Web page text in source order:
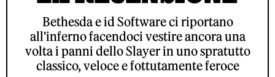
Bethesda e id Software ci riportano
all'inferno facendoci vestire ancora una
volta i panni dello Slayer in uno spratutto
classico, veloce e fottutamente feroce